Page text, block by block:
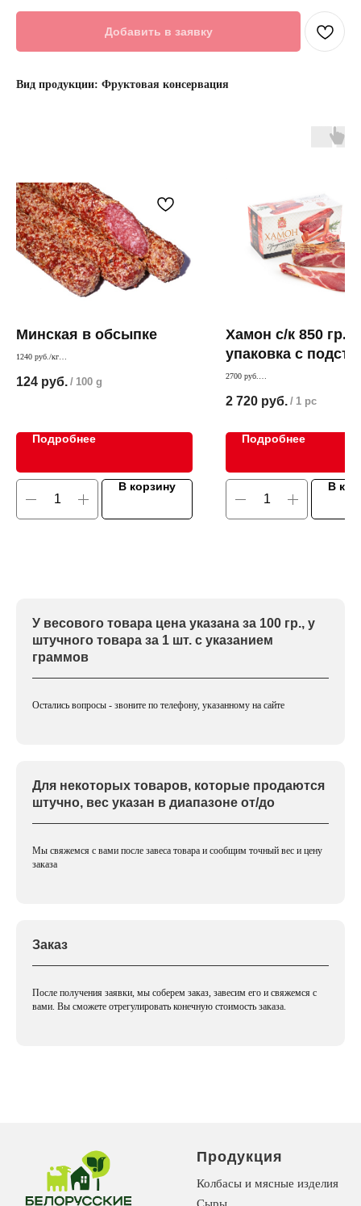
Добавить в заявку
Вид продукции: Фруктовая консервация
Минская в обсыпке
1240 руб./кг
ароматных специй. Специи придают легкую
124 руб. / 100 g
Подробнее
В корзину
Хамон с/к 850 гр.,
упаковка с
и ножом
2700 руб.
Эффектная упаковка.
2 720 руб. / 1 pc
Подробнее
В
У весового товара цена указана за 100 гр., у
штучного товара за 1 шт. с указанием
граммов
Остались вопросы - звоните по телефону, указанному на сайте
Для некоторых товаров, которые продаются
штучно, вес указан в диапазоне от/до
Мы свяжемся с вами после завеса товара и сообщим точный вес и цену
заказа
Заказ
После получения заявки, мы соберем заказ, завесим его и свяжемся с
вами. Вы сможете отрегулировать конечную стоимость заказа.
Продукция
Колбасы и мясные изделия